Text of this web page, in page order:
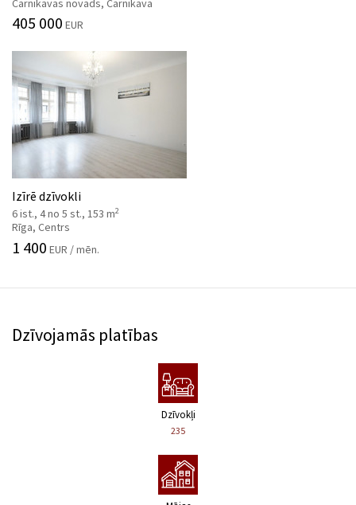
Carnikavas novads, Carnikava
405 000 EUR
Izīrē dzīvokli
6 ist., 4 no 5 st., 153 m2
Rīga, Centrs
1 400 EUR / mēn.
Dzīvojamās platības
Dzīvokļi
235